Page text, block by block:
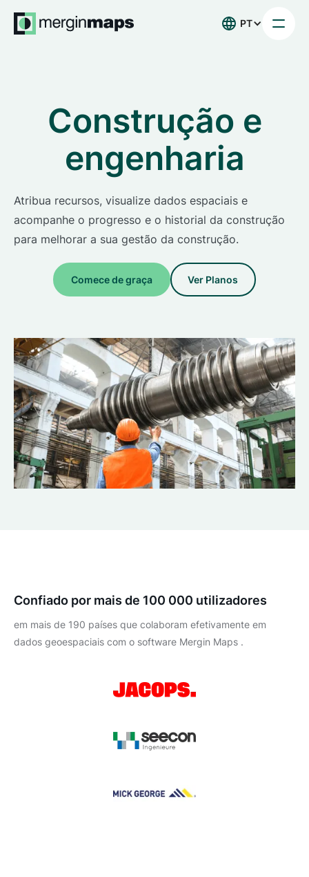
PT
Construção e
engenharia
Atribua recursos, visualize dados espaciais e
acompanhe o progresso e o historial da construção
para melhorar a sua gestão da construção.
Comece de graça Ver Planos
Confiado por mais de 100 000 utilizadores
em mais de 190 países que colaboram efetivamente em
dados geoespaciais com o software Mergin Maps .